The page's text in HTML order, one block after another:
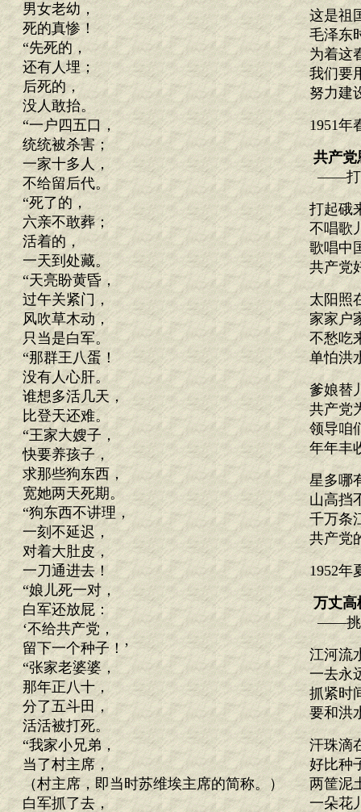
这是祖
毛泽东
为着这
我们要
努力建
1951年
共产党
——打
打起硪
不唱歌
歌唱中
共产党
太阳照
家家户
不愁吃
单怕洪
爹娘替
共产党
领导咱
年年丰
星多哪
山高挡
千万条
共产党
1952年
万丈高
——挑
江河流
一去永
抓紧时
要和洪
汗珠滴
好比种
两筐泥
一朵花
男女老幼，
死的真惨！
“先死的，
还有人埋；
后死的，
没人敢抬。
“一户四五口，
统统被杀害；
一家十多人，
不给留后代。
“死了的，
六亲不敢葬；
活着的，
一天到处藏。
“天亮盼黄昏，
过午关紧门，
风吹草木动，
只当是白军。
“那群王八蛋！
没有人心肝。
谁想多活几天，
比登天还难。
“王家大嫂子，
快要养孩子，
求那些狗东西，
宽她两天死期。
“狗东西不讲理，
一刻不延迟，
对着大肚皮，
一刀通进去！
“娘儿死一对，
白军还放屁：
‘不给共产党，
留下一个种子！’
“张家老婆婆，
那年正八十，
分了五斗田，
活活被打死。
“我家小兄弟，
当了村主席，
（村主席，即当时苏维埃主席的简称。）
白军抓了去，